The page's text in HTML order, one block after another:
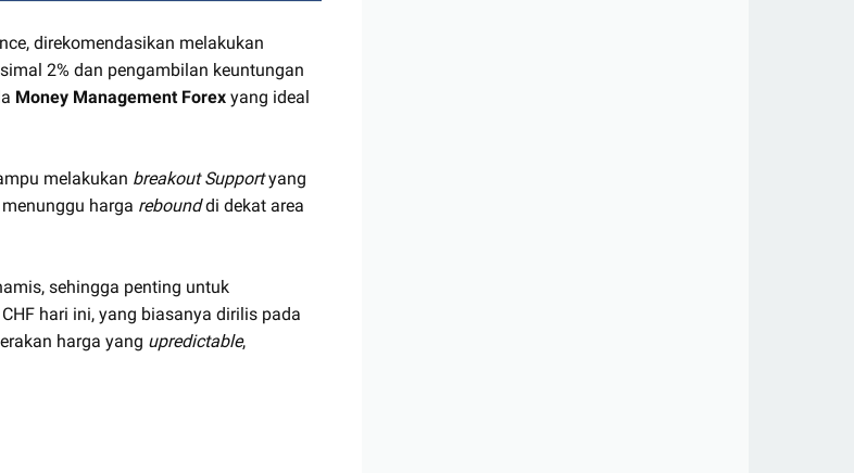
direkomendasikan melakukan
2% dan pengambilan keuntungan
Money Management Forex yang ideal
melakukan breakout Supportyang
harga rebounddi dekat area
sehingga penting untuk
hari ini, yang biasanya dirilis pada
harga yang upredictable,